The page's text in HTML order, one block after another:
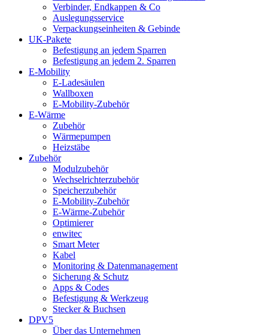
Verbinder, Endkappen & Co
Auslegungsservice
Verpackungseinheiten & Gebinde
UK-Pakete
Befestigung an jedem Sparren
Befestigung an jedem 2. Sparren
E-Mobility
E-Ladesäulen
Wallboxen
E-Mobility-Zubehör
E-Wärme
Zubehör
Wärmepumpen
Heizstäbe
Zubehör
Modulzubehör
Wechselrichterzubehör
Speicherzubehör
E-Mobility-Zubehör
E-Wärme-Zubehör
Optimierer
enwitec
Smart Meter
Kabel
Monitoring & Datenmanagement
Sicherung & Schutz
Apps & Codes
Befestigung & Werkzeug
Stecker & Buchsen
DPV5
Über das Unternehmen